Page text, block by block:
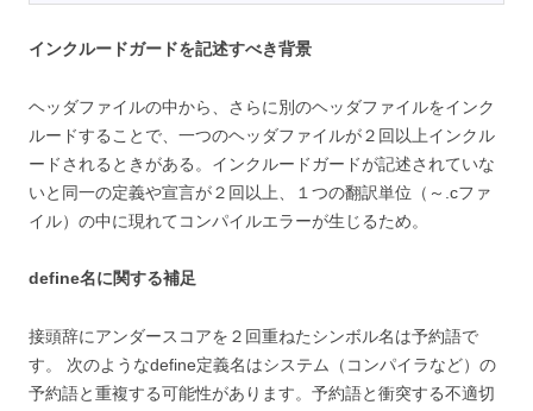
インクルードガードを記述すべき背景
ヘッダファイルの中から、さらに別のヘッダファイルをインク
ルードすることで、一つのヘッダファイルが２回以上インクル
ードされるときがある。インクルードガードが記述されていな
いと同一の定義や宣言が２回以上、１つの翻訳単位（～.cファ
イル）の中に現れてコンパイルエラーが生じるため。
define名に関する補足
接頭辞にアンダースコアを２回重ねたシンボル名は予約語で
す。 次のようなdefine定義名はシステム（コンパイラなど）の
予約語と重複する可能性があります。予約語と衝突する不適切